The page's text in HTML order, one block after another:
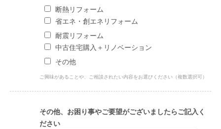
断熱リフォーム
省エネ・創エネリフォーム
耐震リフォーム
中古住宅購入＋リノベーション
その他
ご興味があることや、ご相談されたい内容をお選びください（複数選択可）
その他、お困り事やご要望がございましたらご記入く
ださい